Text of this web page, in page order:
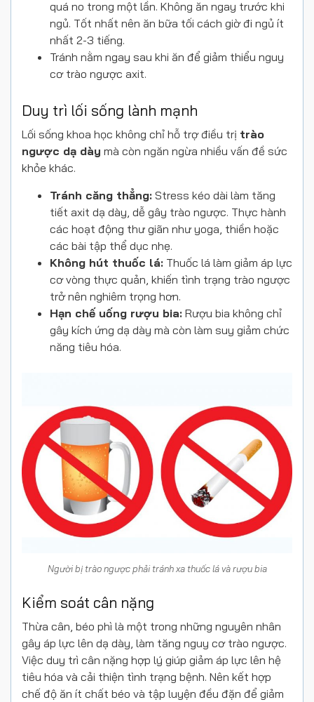
quá no trong một lần. Không ăn ngay trước khi
ngủ. Tốt nhất nên ăn bữa tối cách giờ đi ngủ ít
nhất 2-3 tiếng.
Tránh nằm ngay sau khi ăn để giảm thiểu nguy
cơ trào ngược axit.
Duy trì lối sống lành mạnh
Lối sống khoa học không chỉ hỗ trợ điều trị trào
ngược dạ dày mà còn ngăn ngừa nhiều vấn đề sức
khỏe khác.
Tránh căng thẳng: Stress kéo dài làm tăng
tiết axit dạ dày, dễ gây trào ngược. Thực hành
các hoạt động thư giãn như yoga, thiền hoặc
các bài tập thể dục nhẹ.
Không hút thuốc lá: Thuốc lá làm giảm áp lực
cơ vòng thực quản, khiến tình trạng trào ngược
trở nên nghiêm trọng hơn.
Hạn chế uống rượu bia: Rượu bia không chỉ
gây kích ứng dạ dày mà còn làm suy giảm chức
năng tiêu hóa.
Người bị trào ngược phải tránh xa thuốc lá và rượu bia
Kiểm soát cân nặng
Thừa cân, béo phì là một trong những nguyên nhân
gây áp lực lên dạ dày, làm tăng nguy cơ trào ngược.
Việc duy trì cân nặng hợp lý giúp giảm áp lực lên hệ
tiêu hóa và cải thiện tình trạng bệnh. Nên kết hợp
chế độ ăn ít chất béo và tập luyện đều đặn để giảm